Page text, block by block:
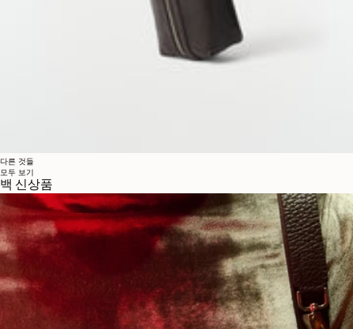
다른 것들
모두 보기
백 신상품